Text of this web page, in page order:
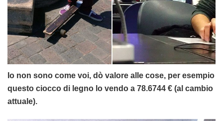
Io non sono come voi, dò valore alle cose, per esempio
questo ciocco di legno lo vendo a 78.6744 € (al cambio
attuale).